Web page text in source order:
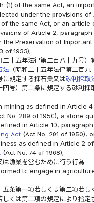
(1) of the same Act, an
under the provisions of
of the same Act, or an article
of Article 2, paragraph
the Preservation of Important
of 1933);
二十五年法律第二百八十九号）
法（昭和二十五年法律第二百九
に規定する採石業又は砂利採取
四号）第二条に規定する砂利採
mining as defined in Article
No. 289 of 1950), a stone
in Article 10, paragraph
Act (Act No. 291 of 1950),
as defined in Article 2
(Act No. 74 of 1968);
は漁業を営むために行う行為
to engage in
五条第一項若しくは第二項若し
しくは第二項の規定により指定